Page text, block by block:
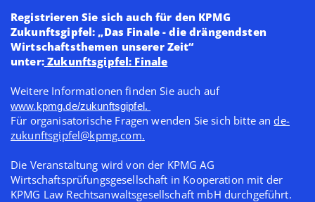
Registrieren Sie sich auch für den KPMG
Zukunftsgipfel: „Das Finale - die drängendsten
Wirtschaftsthemen unserer Zeit“
unter: Zukunftsgipfel: Finale
Weitere Informationen finden Sie auch auf
www.kpmg.de/zukunftsgipfel.
Für organisatorische Fragen wenden Sie sich bitte ande-
zukunftsgipfel@kpmg.com.
Die Veranstaltung wird von der KPMG AG
Wirtschaftsprüfungsgesellschaft in Kooperation mit der
KPMG Law Rechtsanwaltsgesellschaft mbH durchgeführt.